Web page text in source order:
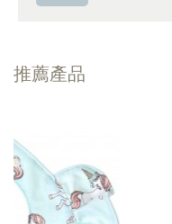
推薦產品